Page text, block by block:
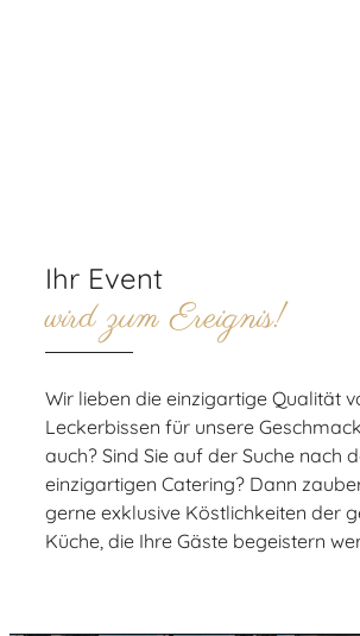
Ihr Event
wird zum Ereignis!
Wir lieben die einzigartige Qualität
Leckerbissen für unsere
auch? Sind Sie auf der Suche nach
einzigartigen Catering? Dann
gerne exklusive Köstlichkeiten der
Küche, die Ihre Gäste begeistern